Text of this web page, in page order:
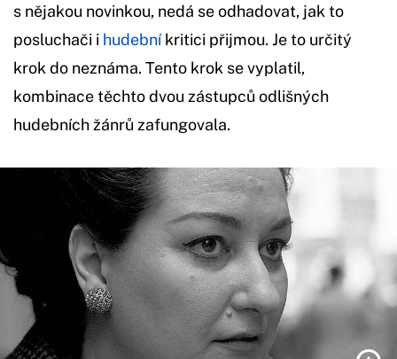
s nějakou novinkou, nedá se odhadovat, jak to
posluchači i hudebníkritici přijmou. Je to určitý
krok do neznáma. Tento krok se vyplatil,
kombinace těchto dvou zástupců odlišných
hudebních žánrů zafungovala.